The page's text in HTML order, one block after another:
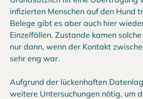
infizierten Menschen auf den Hund
Belege gibt es aber auch hier
Einzelfällen. Zustande kamen
nur dann, wenn der Kontakt
sehr eng war.
Aufgrund der lückenhaften
weitere Untersuchungen nötig, um